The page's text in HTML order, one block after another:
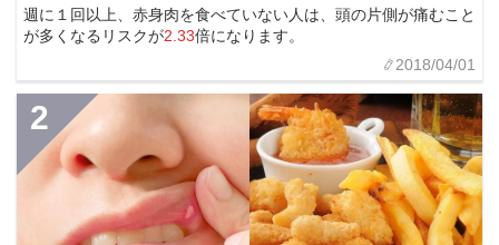
週に１回以上、赤身肉を食べていない人は、頭の片側が痛むこと
が多くなるリスクが2.33倍になります。
2018/04/01
2